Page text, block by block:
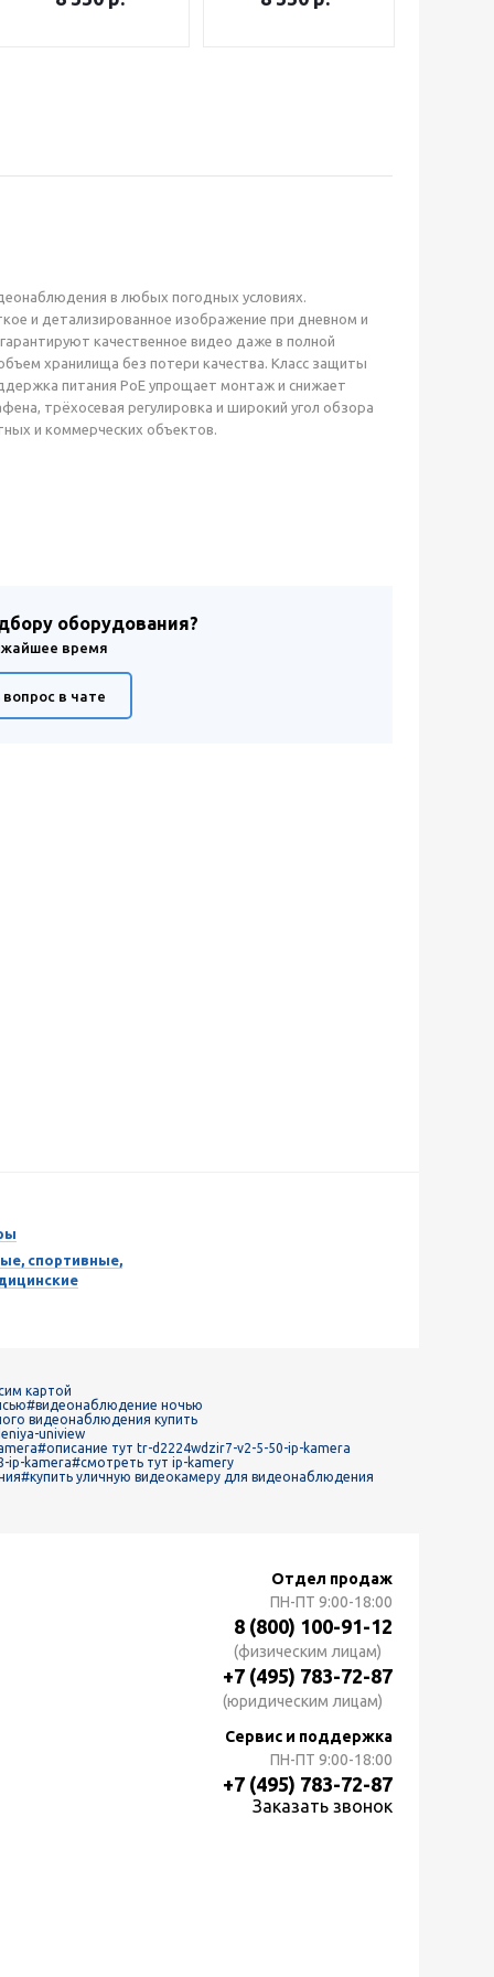
в любых погодных условиях.
и детализированное изображение при дневном и
качественное видео даже в полной
хранилища без потери качества. Класс защиты
питания PoE упрощает монтаж и снижает
трёхосевая регулировка и широкий угол обзора
и коммерческих объектов.
оборудования?
время
в чате
спортивные,
картой
#видеонаблюдение ночью
видеонаблюдения купить
uniview
#описание тут tr-d2224wdzir7-v2-5-50-ip-kamera
ip-kamera#смотреть тут ip-kamery
#купить уличную видеокамеру для видеонаблюдения
Отдел продаж
ПН-ПТ 9:00-18:00
8 (800) 100-91-12
(физическим лицам)
+7 (495) 783-72-87
(юридическим лицам)
Сервис и поддержка
ПН-ПТ 9:00-18:00
+7 (495) 783-72-87
Заказать звонок